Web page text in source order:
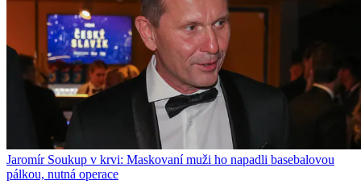
Jaromír Soukup v krvi: Maskovaní muži ho napadli basebalovou
pálkou, nutná operace